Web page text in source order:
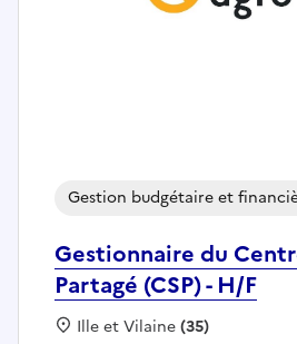
Gestionnaire du
Partagé (CSP) - H/F
Gestion budgétaire et
Localisation :
Ille et Vilaine(35)